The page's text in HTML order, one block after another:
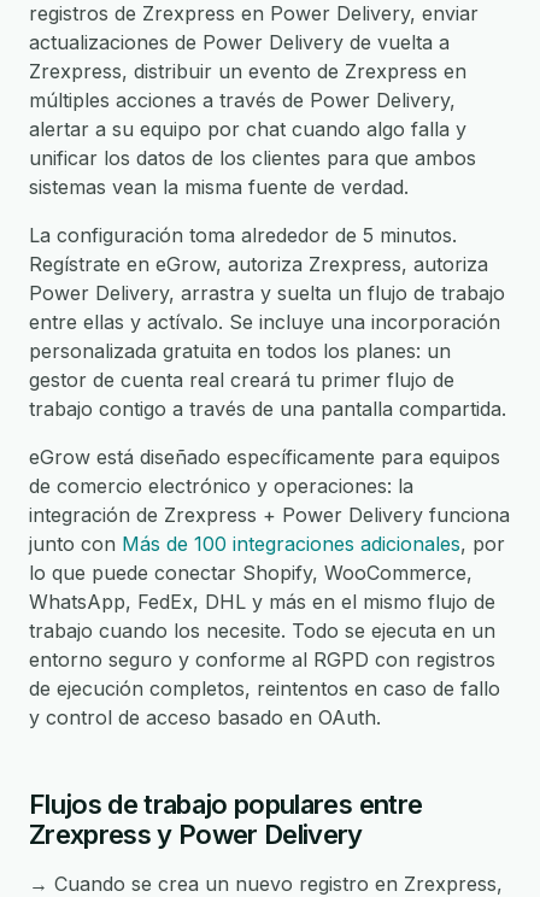
registros de Zrexpress en Power Delivery, enviar
actualizaciones de Power Delivery de vuelta a
Zrexpress, distribuir un evento de Zrexpress en
múltiples acciones a través de Power Delivery,
alertar a su equipo por chat cuando algo falla y
unificar los datos de los clientes para que ambos
sistemas vean la misma fuente de verdad.
La configuración toma alrededor de 5 minutos.
Regístrate en eGrow, autoriza Zrexpress, autoriza
Power Delivery, arrastra y suelta un flujo de trabajo
entre ellas y actívalo. Se incluye una incorporación
personalizada gratuita en todos los planes: un
gestor de cuenta real creará tu primer flujo de
trabajo contigo a través de una pantalla compartida.
eGrow está diseñado específicamente para equipos
de comercio electrónico y operaciones: la
integración de Zrexpress + Power Delivery funciona
junto con Más de 100 integraciones adicionales, por
lo que puede conectar Shopify, WooCommerce,
WhatsApp, FedEx, DHL y más en el mismo flujo de
trabajo cuando los necesite. Todo se ejecuta en un
entorno seguro y conforme al RGPD con registros
de ejecución completos, reintentos en caso de fallo
y control de acceso basado en OAuth.
Flujos de trabajo populares entre
Zrexpress y Power Delivery
→ Cuando se crea un nuevo registro en Zrexpress,